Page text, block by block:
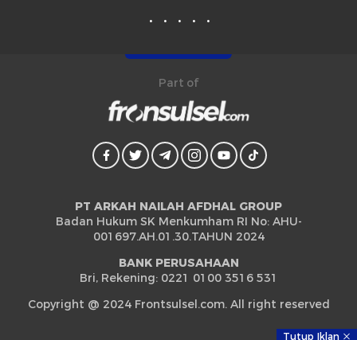
Part of
PT ARKAH NAILAH AFDHAL GROUP
Badan Hukum SK Menkumham RI No: AHU-
001697.AH.01.30.TAHUN 2024
BANK PERUSAHAAN
Bri, Rekening: 0221 0100 3516 531
Copyright @ 2024 Frontsulsel.com. All right reserved
Tutup Iklan